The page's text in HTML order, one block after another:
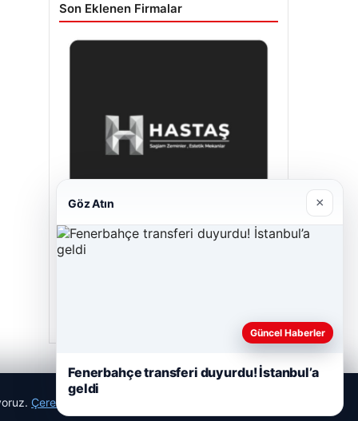
Son Eklenen Firmalar
Çerez Politikamız
Göz Atın ×
Güncel Haberler
Fenerbahçe transferi duyurdu! İstanbul’a
geldi